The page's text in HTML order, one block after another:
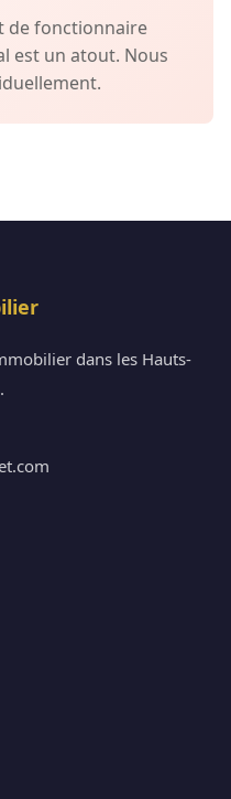
de fonctionnaire
est un atout. Nous
dans les Hauts-